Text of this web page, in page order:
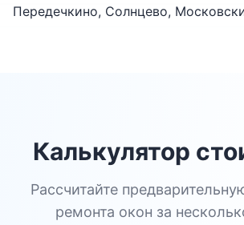
Передечкино, Солнцево,
Калькулятор
Рассчитайте
ремонта окон за